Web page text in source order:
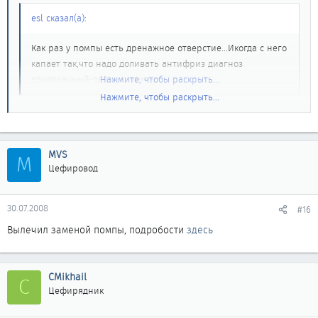
esl сказал(а):
Как раз у помпы есть дренажное отверстие...Икогда с него
капает так,что надо доливать антифриз диагноз
однозначный-замена помпы.Нажмите, чтобы раскрыть...
крепиться боковая подушка двигателя есть носик с отверстием.
Отверстиве находится в точности на уровне помпы, прикрыто
металлическим шариком, как из подшипника.
Нажмите, чтобы раскрыть...
M MVS
Цефировод
30.07.2008 #16
Вылечил заменой помпы, подробости здесь
C CMikhail
Цефирядник